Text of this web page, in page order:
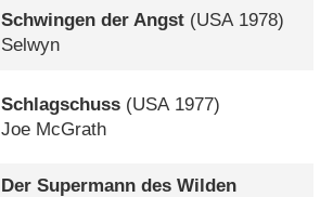
Schwingen der Angst (USA 1978)
Selwyn
Schlagschuss (USA1977)
Joe McGrath
Der Supermann des Wilden